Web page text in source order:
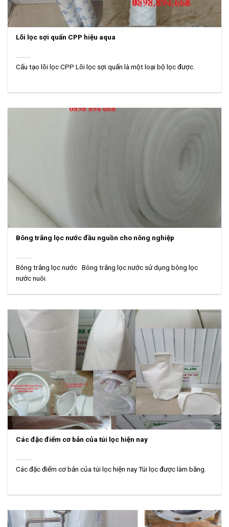
Lõi lọc sợi quấn CPP hiệu aqua
Cấu tạo lõi lọc CPP Lõi lọc sợi quấn là một loại bộ lọc được.
Bông trắng lọc nước đầu nguồn cho nông nghiệp
Bông trắng lọc nước Bông trắng lọc nước sử dụng bông lọc
nước nuôi.
Các đặc điểm cơ bản của túi lọc hiện nay
Các đặc điểm cơ bản của túi lọc hiện nay Túi lọc được làm bằng.